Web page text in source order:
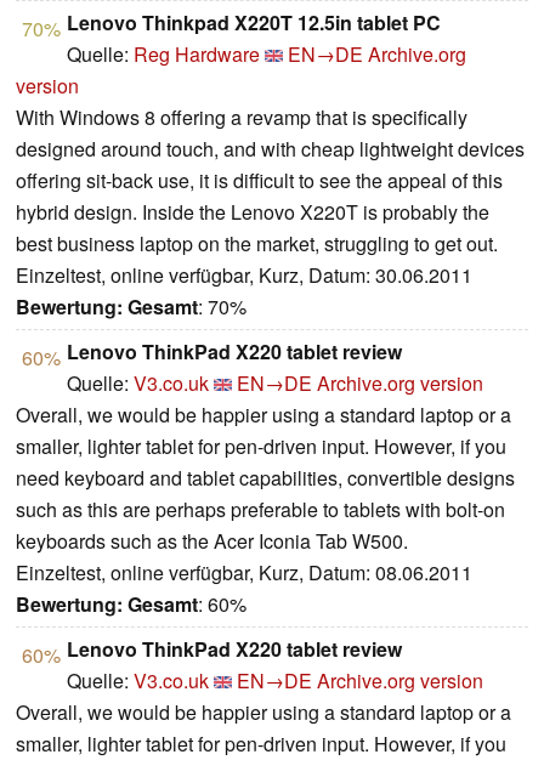
70% Lenovo Thinkpad X220T 12.5in tablet PC
Quelle: Reg Hardware EN→DE Archive.org
version
With Windows 8 offering a revamp that is specifically
designed around touch, and with cheap lightweight devices
offering sit-back use, it is difficult to see the appeal of this
hybrid design. Inside the Lenovo X220T is probably the
best business laptop on the market, struggling to get out.
Einzeltest, online verfügbar, Kurz, Datum: 30.06.2011
Bewertung: Gesamt: 70%
60% Lenovo ThinkPad X220 tablet review
Quelle: V3.co.uk EN→DE Archive.org version
Overall, we would be happier using a standard laptop or a
smaller, lighter tablet for pen-driven input. However, if you
need keyboard and tablet capabilities, convertible designs
such as this are perhaps preferable to tablets with bolt-on
keyboards such as the Acer Iconia Tab W500.
Einzeltest, online verfügbar, Kurz, Datum: 08.06.2011
Bewertung: Gesamt: 60%
60% Lenovo ThinkPad X220 tablet review
Quelle: V3.co.uk EN→DE Archive.org version
Overall, we would be happier using a standard laptop or a
smaller, lighter tablet for pen-driven input. However, if you